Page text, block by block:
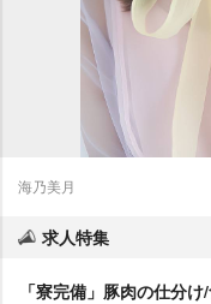
海乃美月
求人特集
「寮完備」豚肉の仕分